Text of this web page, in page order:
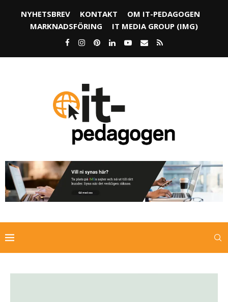
NYHETSBREV KONTAKT
OM IT-PEDAGOGEN
MARKNADSFÖRING
IT MEDIA GROUP (IMG)